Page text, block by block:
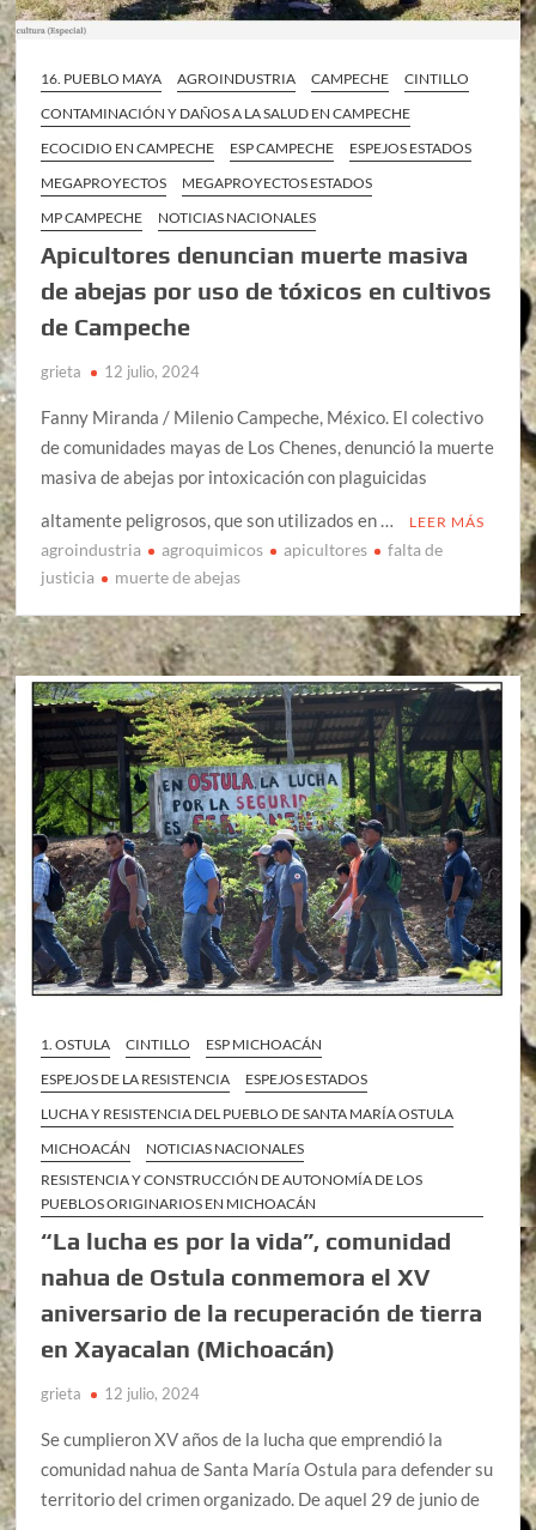
16. PUEBLO MAYA AGROINDUSTRIA CAMPECHE
CINTILLO
CONTAMINACIÓN Y DAÑOS A LA SALUD EN CAMPECHE
ECOCIDIO EN CAMPECHE
ESP CAMPECHE
ESPEJOS ESTADOS
MEGAPROYECTOS
MEGAPROYECTOS ESTADOS
MP CAMPECHE
NOTICIAS NACIONALES
Apicultores denuncian muerte masiva
de abejas por uso de tóxicos en cultivos
de Campeche
grieta 12 julio, 2024
Fanny Miranda / Milenio Campeche, México. El colectivo
de comunidades mayas de Los Chenes, denunció la muerte
masiva de abejas por intoxicación con plaguicidas
altamente peligrosos, que son utilizados en …
LEER MÁS
agroindustria agroquimicos apicultores
falta de
justicia
muerte de abejas
1. OSTULA CINTILLO
ESP MICHOACÁN
ESPEJOS DE LA RESISTENCIA
ESPEJOS ESTADOS
LUCHA Y RESISTENCIA DEL PUEBLO DE SANTA MARÍA OSTULA
MICHOACÁN
NOTICIAS NACIONALES
RESISTENCIA Y CONSTRUCCIÓN DE AUTONOMÍA DE LOS
PUEBLOS ORIGINARIOS EN MICHOACÁN
“La lucha es por la vida”, comunidad
nahua de Ostula conmemora el XV
aniversario de la recuperación de tierra
en Xayacalan (Michoacán)
grieta 12 julio, 2024
Se cumplieron XV años de la lucha que emprendió la
comunidad nahua de Santa María Ostula para defender su
territorio del crimen organizado. De aquel 29 de junio de